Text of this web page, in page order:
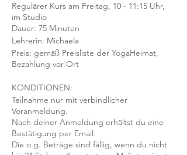
Regulärer Kurs am Freitag, 10 - 11:15 Uhr,
im Studio
Dauer: 75 Minuten
Lehrerin: Michaela
Preis: gemäß Preisliste der YogaHeimat,
Bezahlung vor Ort
KONDITIONEN:
Teilnahme nur mit verbindlicher
Voranmeldung.
Nach deiner Anmeldung erhältst du eine
Bestätigung per Email.
Die o.g. Beträge sind fällig, wenn du nicht